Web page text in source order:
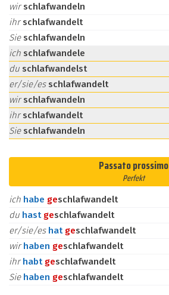
wirschlafwandeln
ihrschlafwandelt
Sie schlafwandeln
ich schlafwandele
du schlafwandelst
er/sie/es schlafwandelt
wirschlafwandeln
ihrschlafwandelt
Sie schlafwandeln
Passato prossimo
Perfekt
ich habe geschlafwandelt
du hast geschlafwandelt
er/sie/es hat geschlafwandelt
wirhaben geschlafwandelt
ihrhabt geschlafwandelt
Sie haben geschlafwandelt